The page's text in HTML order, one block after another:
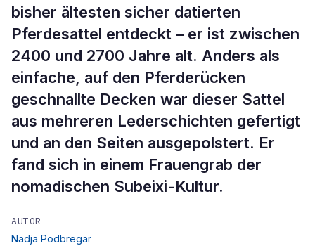
bisher ältesten sicher datierten
Pferdesattel entdeckt – er ist zwischen
2400 und 2700 Jahre alt. Anders als
einfache, auf den Pferderücken
geschnallte Decken war dieser Sattel
aus mehreren Lederschichten gefertigt
und an den Seiten ausgepolstert. Er
fand sich in einem Frauengrab der
nomadischen Subeixi-Kultur.
AUTOR
Nadja Podbregar